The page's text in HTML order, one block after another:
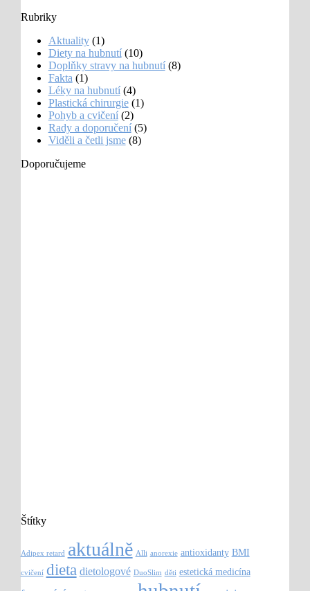
Rubriky
Aktuality(1)
Diety na hubnutí(10)
Doplňky stravy na hubnutí(8)
Fakta (1)
Léky na hubnutí(4)
Plastická chirurgie(1)
Pohyb a cvičení(2)
Rady a doporučení(5)
Viděli a četli jsme(8)
Doporučujeme
Štítky
Adipex retard aktuálně Alli anorexie antioxidanty BMI
cvičení dieta dietologové DuoSlim děti estetická medicína